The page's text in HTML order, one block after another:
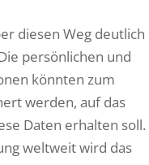
diesen Weg deutlich
persönlichen und
könnten zum
werden, auf das
Daten erhalten soll.
weltweit wird das